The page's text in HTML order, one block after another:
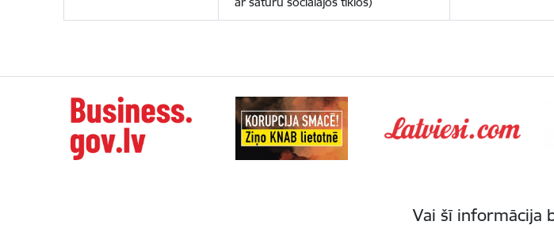
Vai šī informācija